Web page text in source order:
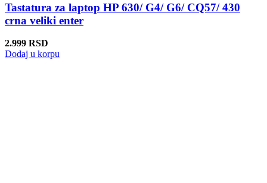
Tastatura za laptop HP 630/ G4/ G6/ CQ57/ 430
crna veliki enter
2.999 RSD
Dodaj u korpu